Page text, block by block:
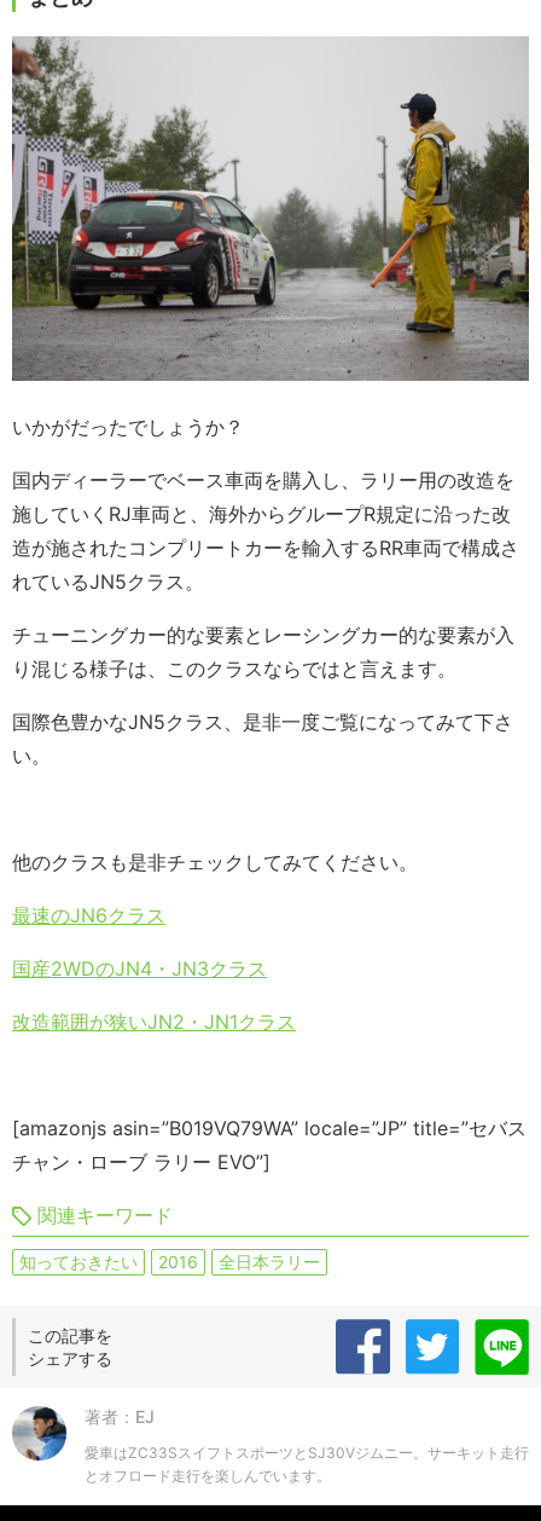
いかがだったでしょうか？
国内ディーラーでベース車両を購入し、ラリー用の改造を
施していくRJ車両と、海外からグループR規定に沿った改
造が施されたコンプリートカーを輸入するRR車両で構成さ
れているJN5クラス。
チューニングカー的な要素とレーシングカー的な要素が入
り混じる様子は、このクラスならではと言えます。
国際色豊かなJN5クラス、是非一度ご覧になってみて下さ
い。
他のクラスも是非チェックしてみてください。
最速のJN6クラス
国産2WDのJN4・JN3クラス
改造範囲が狭いJN2・JN1クラス
[amazonjs asin=”B019VQ79WA” locale=”JP” title=”セバス
チャン・ローブ ラリー EVO”]
関連キーワード
知っておきたい 2016 全日本ラリー
この記事を
シェアする
著者：EJ
愛車はZC33SスイフトスポーツとSJ30Vジムニー。サーキット走行
とオフロード走行を楽しんでいます。